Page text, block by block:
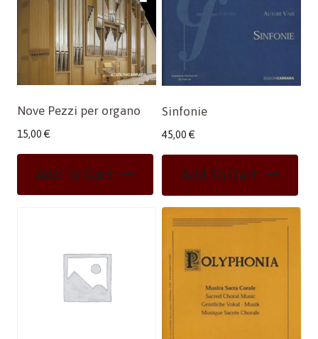
Nove Pezzi per organo
15,00 €
Add To Cart
Sinfonie
45,00 €
Add To Cart